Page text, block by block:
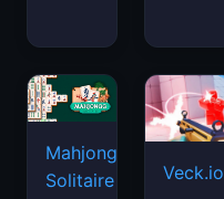
Mahjongg
Solitaire
Veck.io